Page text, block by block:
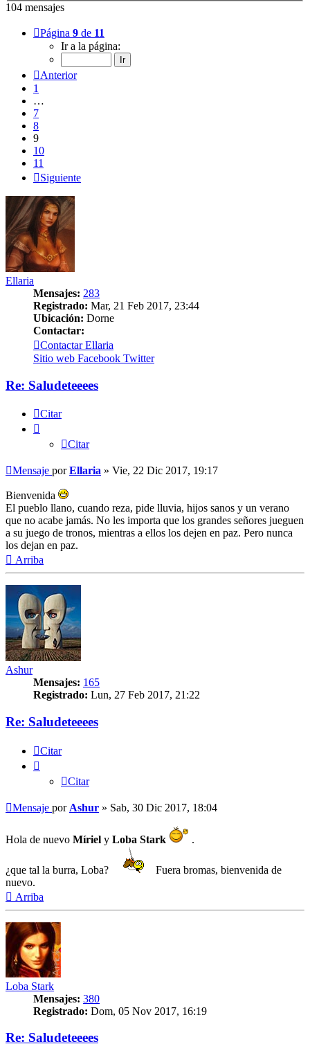
104 mensajes
Página 9 de 11
Ir a la página:
Anterior
1
…
7
8
9
10
11
Siguiente
Ellaria
Mensajes: 283
Registrado: Mar, 21 Feb 2017, 23:44
Ubicación: Dorne
Contactar:
Contactar Ellaria
Sitio web Facebook Twitter
Re: Saludeteeees
Citar
Citar
Mensaje porEllaria » Vie, 22 Dic 2017, 19:17
Bienvenida
El pueblo llano, cuando reza, pide lluvia, hijos sanos y un verano
que no acabe jamás. No les importa que los grandes señores jueguen
a su juego de tronos, mientras a ellos los dejen en paz. Pero nunca
los dejan en paz.
Arriba
Ashur
Mensajes: 165
Registrado: Lun, 27 Feb 2017, 21:22
Re: Saludeteeees
Citar
Citar
Mensaje por Ashur » Sab, 30 Dic 2017, 18:04
Hola de nuevo Míriel y Loba Stark .
¿que tal la burra, Loba?
Fuera bromas, bienvenida de
nuevo.
Arriba
Loba Stark
Mensajes: 380
Registrado: Dom, 05 Nov 2017, 16:19
Re: Saludeteeees